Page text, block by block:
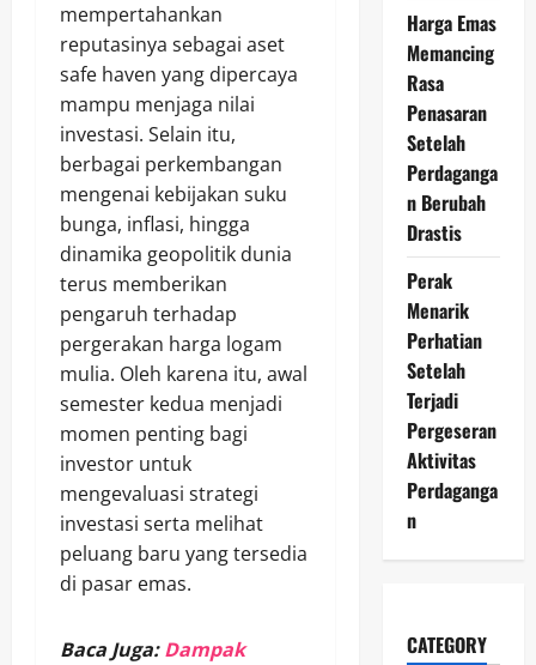
mempertahankan
reputasinya sebagai aset
safe haven yang dipercaya
mampu menjaga nilai
investasi. Selain itu,
berbagai perkembangan
mengenai kebijakan suku
bunga, inflasi, hingga
dinamika geopolitik dunia
terus memberikan
pengaruh terhadap
pergerakan harga logam
mulia. Oleh karena itu, awal
semester kedua menjadi
momen penting bagi
investor untuk
mengevaluasi strategi
investasi serta melihat
peluang baru yang tersedia
di pasar emas.
Baca Juga: Dampak
Harga Emas
Memancing
Rasa
Penasaran
Setelah
Perdaganga
n Berubah
Drastis
Perak
Menarik
Perhatian
Setelah
Terjadi
Pergeseran
Aktivitas
Perdaganga
n
CATEGORY